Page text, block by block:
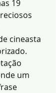
19
cineasta
um